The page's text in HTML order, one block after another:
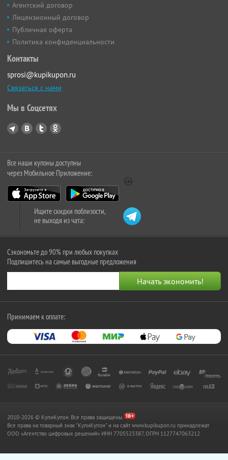
Агентский договор
Лицензионный договор
Публичная оферта
Политика конфиденциальности
Контакты
sprosi@kupikupon.ru
Связаться с нами
Мы в Соцсетях
Все наши купоны доступны
через Мобильное Приложение:
Ищите скидки поблизости,
не выходя из чата:
Сэкономьте до 90% при любых покупках
Подпишитесь на самые выгодные предложения
Принимаем к оплате:
2010-2026 © КупиКупон. Все права защищены.
Все права на товарный знак "КупиКупон" и на сайт www.kupikupon.ru принадлежат
OOO «Агентство цифровых решений» ИНН 7705523387, ОГРН 1127747063212